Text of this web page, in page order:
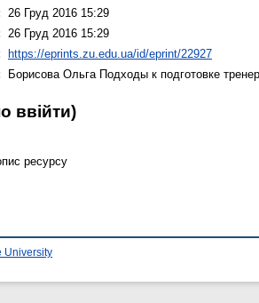
26 Груд 2016 15:29
26 Груд 2016 15:29
https://eprints.zu.edu.ua/id/eprint/22927
Борисова Ольга Подходы к подготовке
ввійти)
ресурсу
University